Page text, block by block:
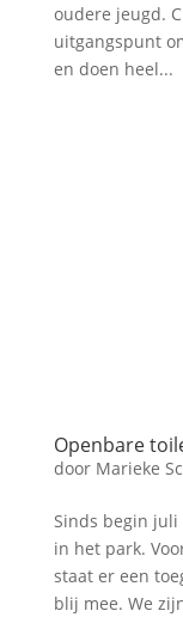
oudere jeugd.
uitgangspunt
en doen heel...
Openbare
door Marieke
Sinds begin
in het park.
staat er een
blij mee. We